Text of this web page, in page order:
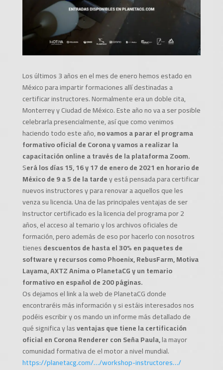
Los últimos 3 años en el mes de enero hemos estado en
México para impartir formaciones allí destinadas a
certificar instructores. Normalmente era un doble cita,
Monterrey y Ciudad de México. Este año no va a ser posible
celebrarla presencialmente, así que como venimos
haciendo todo este año,no vamos a parar el programa
formativo oficial de Corona y vamos a realizar la
capacitación online a través de la plataforma Zoom.
Será los días 15, 16 y 17 de enero de 2021 en horario de
México de 9 a 5 de la tardey está pensada para certificar
nuevos instructores y para renovar a aquellos que les
venza su licencia. Una de las principales ventajas de ser
Instructor certificado es la licencia del programa por 2
años, el acceso al temario y los archivos oficiales de
formación, pero además de eso por hacerlo con nosotros
tienesdescuentos de hasta el 30% en paquetes de
software y recursos como Phoenix, RebusFarm, Motiva
Layama, AXTZ Anima o PlanetaCG y un temario
formativo en español de 200 páginas.
Os dejamos el link a la web de PlanetaCG donde
encontraréis más información y si estáis interesados nos
podéis escribir y os mando un informe más detallado de
qué significa y lasventajas que tiene la certificación
oficial en Corona Renderer con Seña Paula,la mayor
comunidad formativa de el motor a nivel mundial.
https://planetacg.com/…/workshop-instructores…/